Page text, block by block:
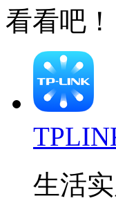
看看吧！
生活